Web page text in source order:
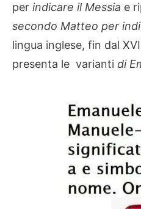
per indicare il Messia e
secondo Matteo per
lingua inglese, fin dal
presenta le varianti di